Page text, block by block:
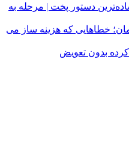
دستور پخت | مرحله به
خطاهایی که هزینه ساز می
بدون تعویض